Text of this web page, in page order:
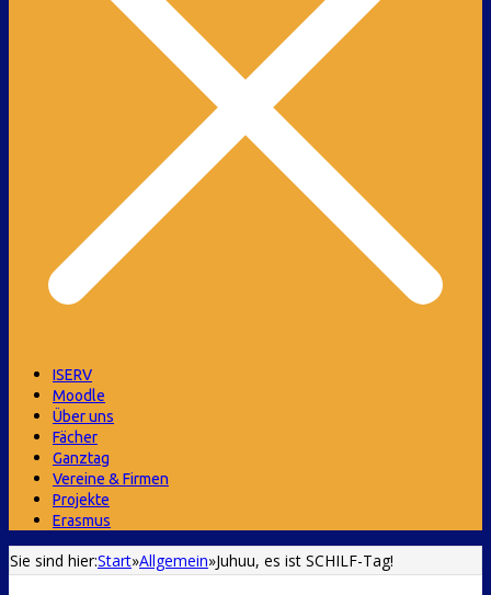
ISERV
Moodle
Über uns
Fächer
Ganztag
Vereine & Firmen
Projekte
Erasmus
Sie sind hier:Start»Allgemein»Juhuu, es ist SCHILF-Tag!